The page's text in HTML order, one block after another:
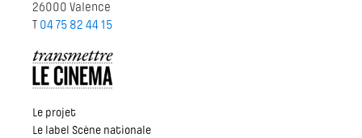
26000 Valence
T 04 75 82 44 15
Le projet
Le label Scène nationale